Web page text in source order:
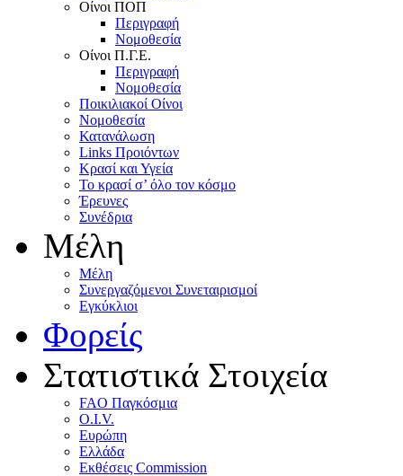
Oίνοι ΠOΠ
Περιγραφή
Nομοθεσία
Oίνοι Π.Γ.E.
Περιγραφή
Νομοθεσία
Ποικιλιακοί Oίνοι
Nομοθεσία
Κατανάλωση
Links Προιόντων
Κρασί και Υγεία
To κρασί σ’ όλο τον κόσμο
Έρευνες
Συνέδρια
Μέλη
Mέλη
Συνεργαζόμενοι Συνεταιρισμοί
Εγκύκλιοι
Φορείς
Στατιστικά Στοιχεία
FAO Παγκόσμια
O.I.V.
Ευρώπη
Ελλάδα
Eκθέσεις Commission